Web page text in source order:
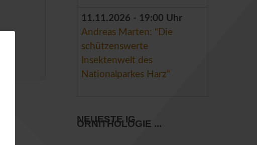
11.11.2026 - 19:00 Uhr
Andreas Marten: "Die
schützenswerte
Insektenwelt des
Nationalparkes Harz“
NEUESTE IG
ORNITHOLOGIE ...